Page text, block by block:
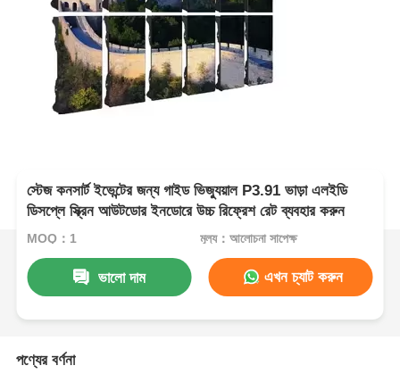
স্টেজ কনসার্ট ইভেন্টের জন্য গাইড ভিজ্যুয়াল P3.91 ভাড়া এলইডি
ডিসপ্লে স্ক্রিন আউটডোর ইনডোরে উচ্চ রিফ্রেশ রেট ব্যবহার করুন
MOQ：1 মূল্য：আলোচনা সাপেক্ষ
ভালো দাম এখন চ্যাট করুন
পণ্যের বর্ণনা